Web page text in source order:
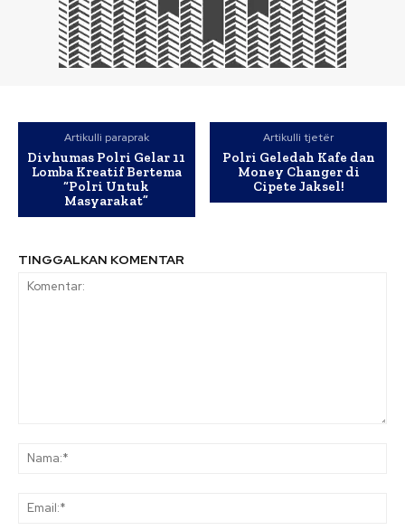
Artikulli paraprak
Divhumas Polri Gelar 11
Lomba Kreatif Bertema
“Polri Untuk
Masyarakat”
Artikulli tjetër
Polri Geledah Kafe dan
Money Changer di
Cipete Jaksel!
TINGGALKAN KOMENTAR